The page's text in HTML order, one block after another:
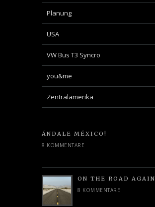
Planung
USA
VW Bus T3 Syncro
you&me
Zentralamerika
ÁNDALE MÉXICO!
8 KOMMENTARE
ON THE ROAD AGAIN
8 KOMMENTARE